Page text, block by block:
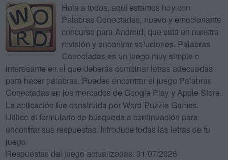
Hola a todos, aquí estamos hoy con
Palabras Conectadas, nuevo y emocionante
concurso para Android, que está en nuestra
revisión y encontrar soluciones. Palabras
Conectadas es un juego muy simple e
interesante en el que deberás combinar letras adecuadas
para hacer palabras. Puedes encontrar el juego Palabras
Conectadas en los mercados de Google Play y Apple Store.
La aplicación fue construida por Word Puzzle Games.
Utilice el formulario de búsqueda a continuación para
encontrar sus respuestas. Introduce todas las letras de tu
juego.
Respuestas del juego actualizadas: 31/07/2026